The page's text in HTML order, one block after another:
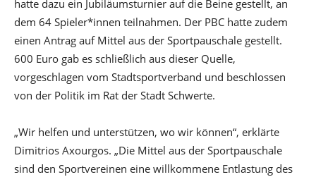
hatte dazu ein Jubiläumsturnier auf die Beine gestellt, an
dem 64 Spieler*innen teilnahmen. Der PBC hatte zudem
einen Antrag auf Mittel aus der Sportpauschale gestellt.
600 Euro gab es schließlich aus dieser Quelle,
vorgeschlagen vom Stadtsportverband und beschlossen
von der Politik im Rat der Stadt Schwerte.
„Wir helfen und unterstützen, wo wir können“, erklärte
Dimitrios Axourgos. „Die Mittel aus der Sportpauschale
sind den Sportvereinen eine willkommene Entlastung des